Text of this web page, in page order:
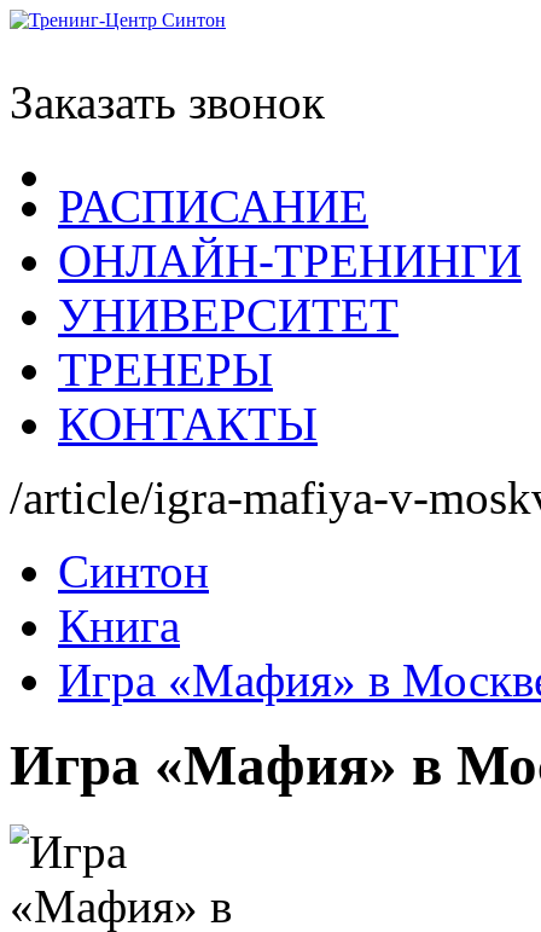
Заказать звонок
РАСПИСАНИЕ
ОНЛАЙН-ТРЕНИНГИ
УНИВЕРСИТЕТ
ТРЕНЕРЫ
КОНТАКТЫ
/article/igra-mafiya-v-
Синтон
Книга
Игра «Мафия» в
Игра «Мафия» в